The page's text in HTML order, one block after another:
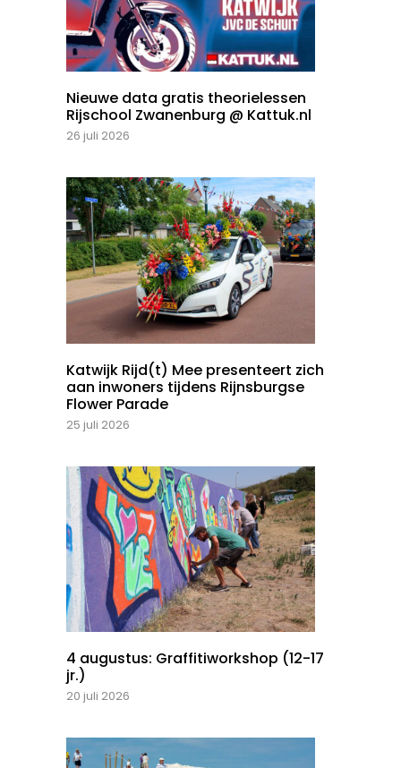
Nieuwe data gratis theorielessen
Rijschool Zwanenburg @ Kattuk.nl
26 juli 2026
Katwijk Rijd(t) Mee presenteert zich
aan inwoners tijdens Rijnsburgse
Flower Parade
25 juli 2026
4 augustus: Graffitiworkshop (12-17
jr.)
20 juli 2026